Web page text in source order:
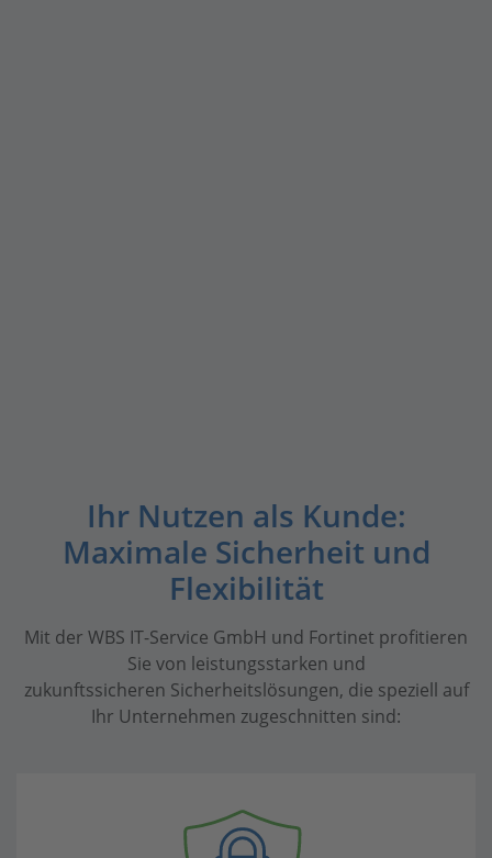
Ihr Nutzen als Kunde:
Maximale Sicherheit und
Flexibilität
Mit der WBS IT-Service GmbH und Fortinet profitieren
Sie von leistungsstarken und
zukunftssicheren Sicherheitslösungen, die speziell auf
Ihr Unternehmen zugeschnitten sind: